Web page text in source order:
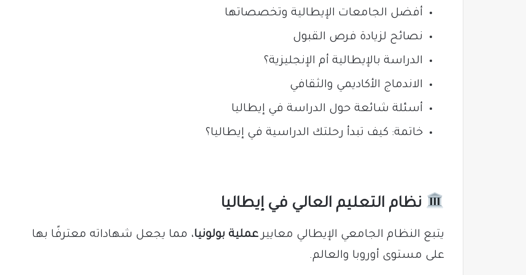
أفضل الجامعات الإيطالية وتخصصاتها
نصائح لزيادة فرص القبول
الدراسة بالإيطالية أم الإنجليزية؟
الاندماج الأكاديمي والثقافي
أسئلة شائعة حول الدراسة في إيطاليا
خاتمة: كيف تبدأ رحلتك الدراسية في إيطاليا؟
نظام التعليم العالي في إيطاليا
يتبع النظام الجامعي الإيطالي معايير عملية بولونيا، مما يجعل شهاداته معترفًا بها
على مستوى أوروبا والعالم.